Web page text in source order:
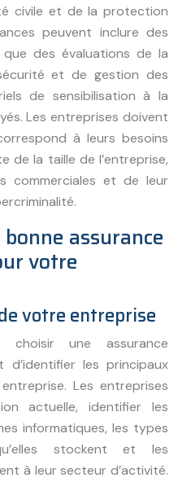
civile et de la protection
peuvent inclure des
des évaluations de la
et de gestion des
de sensibilisation à la
Les entreprises doivent
à leurs besoins
de la taille de l’entreprise,
commerciales et de leur
assurance
votre
votre entreprise
une assurance
les principaux
Les entreprises
actuelle, identifier les
informatiques, les types
stockent et les
à leur secteur d’activité.